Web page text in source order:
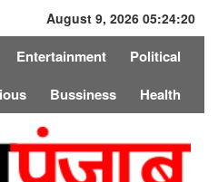
August 9, 2026 05:24:20
Entertainment
Political
Bussiness Health